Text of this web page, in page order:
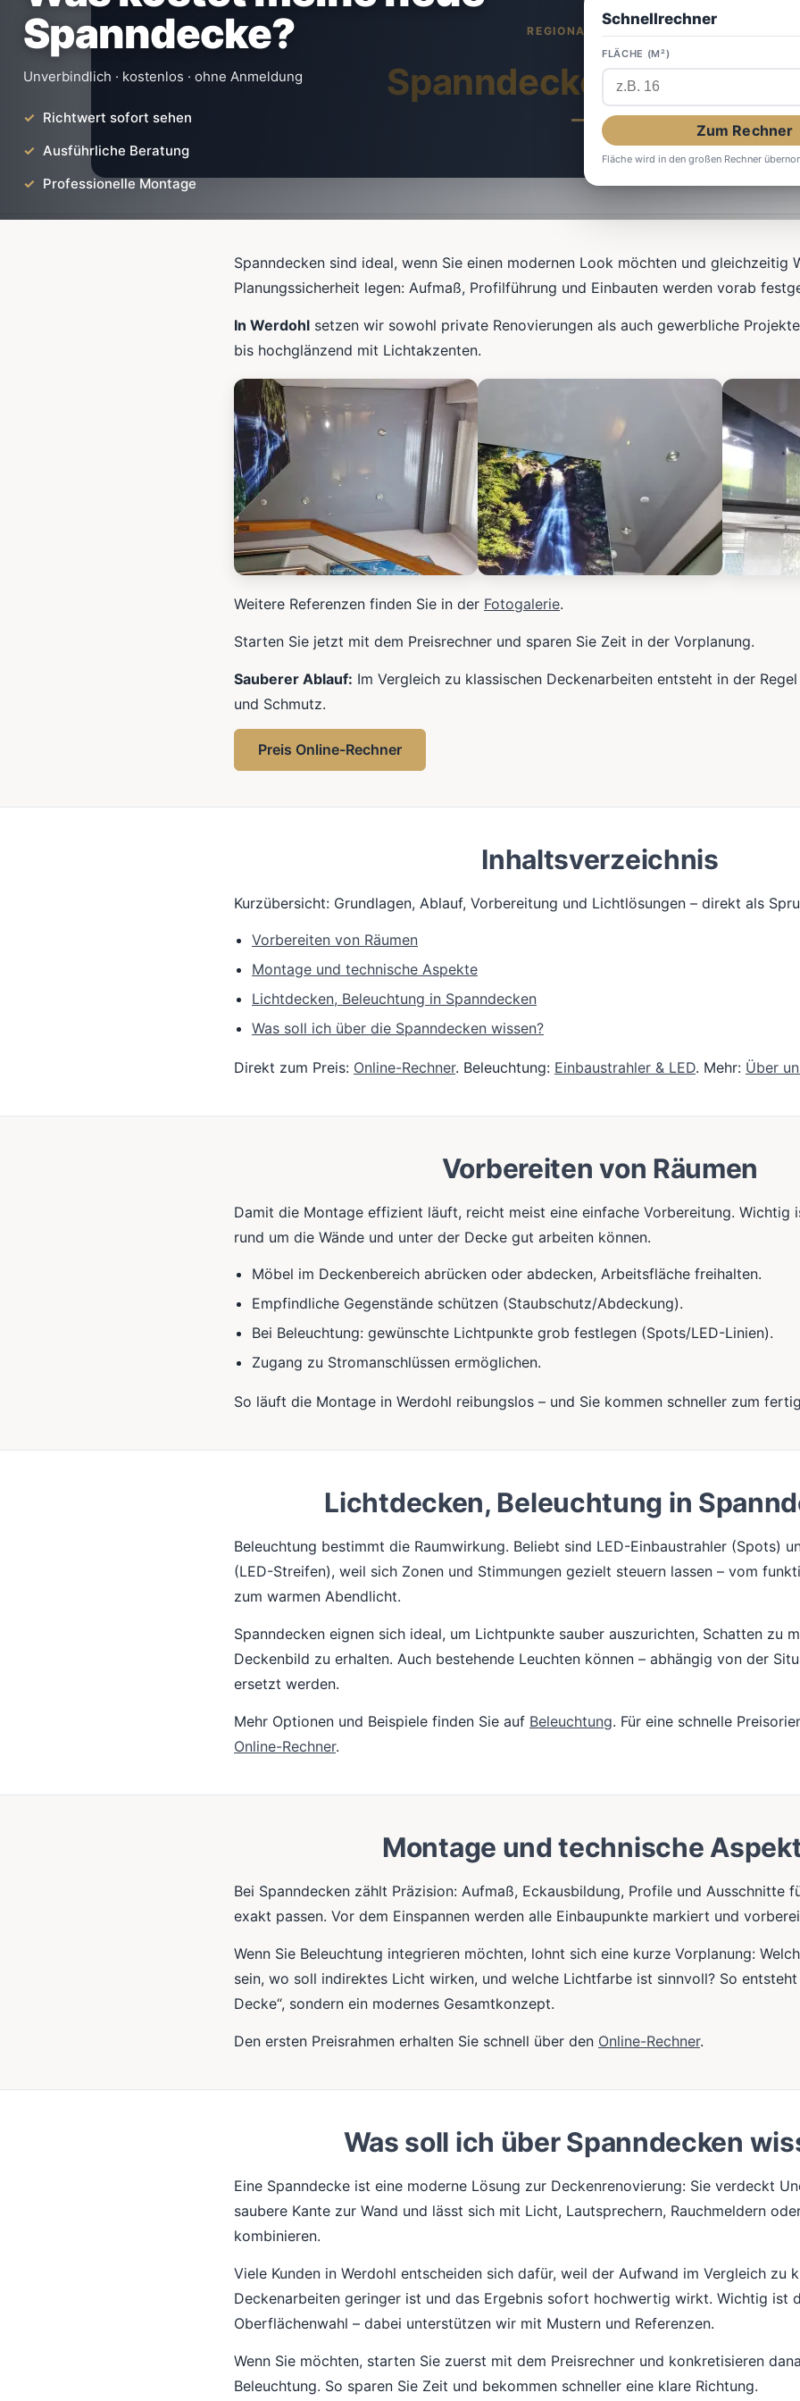
Spanndecke?
Unverbindlich · kostenlos · ohne Anmeldung
Richtwert sofort sehen
Ausführliche Beratung
Professionelle Montage
Schnellrechner
FLÄCHE (M²)
Zum Rechner
Fläche wird in den großen Rechner
Spanndeckenin
Spanndecken sind ideal, wenn Sie einen modernen Look möchten und gleichzeitig
Planungssicherheit legen: Aufmaß, Profilführung und Einbauten werden vorab
In Werdohl setzen wir sowohl private Renovierungen als auch gewerbliche
bis hochglänzend mit Lichtakzenten.
Weitere Referenzen finden Sie in der Fotogalerie.
Starten Sie jetzt mit dem Preisrechner und sparen Sie Zeit in der Vorplanung.
Sauberer Ablauf: Im Vergleich zu klassischen Deckenarbeiten entsteht in der
und Schmutz.
Preis Online-Rechner
Inhaltsverzeichnis
Kurzübersicht: Grundlagen, Ablauf, Vorbereitung und Lichtlösungen – direkt als
Vorbereiten von Räumen
Montage und technische Aspekte
Lichtdecken, Beleuchtung in Spanndecken
Was soll ich über die Spanndecken wissen?
Direkt zum Preis: Online-Rechner. Beleuchtung: Einbaustrahler & LED. Mehr: Über
Vorbereiten von Räumen
Damit die Montage effizient läuft, reicht meist eine einfache Vorbereitung. Wichtig
rund um die Wände und unter der Decke gut arbeiten können.
Möbel im Deckenbereich abrücken oder abdecken, Arbeitsfläche freihalten.
Empfindliche Gegenstände schützen (Staubschutz/Abdeckung).
Bei Beleuchtung: gewünschte Lichtpunkte grob festlegen (Spots/LED-Linien).
Zugang zu Stromanschlüssen ermöglichen.
So läuft die Montage in Werdohl reibungslos – und Sie kommen schneller zum
Lichtdecken, Beleuchtung in
Beleuchtung bestimmt die Raumwirkung. Beliebt sind LED-Einbaustrahler (Spots)
(LED-Streifen), weil sich Zonen und Stimmungen gezielt steuern lassen – vom
zum warmen Abendlicht.
Spanndecken eignen sich ideal, um Lichtpunkte sauber auszurichten, Schatten zu
Deckenbild zu erhalten. Auch bestehende Leuchten können – abhängig von der
ersetzt werden.
Mehr Optionen und Beispiele finden Sie auf Beleuchtung. Für eine schnelle
Online-Rechner.
Montage und technische
Bei Spanndecken zählt Präzision: Aufmaß, Eckausbildung, Profile und Ausschnitte
exakt passen. Vor dem Einspannen werden alle Einbaupunkte markiert und
Wenn Sie Beleuchtung integrieren möchten, lohnt sich eine kurze Vorplanung:
sein, wo soll indirektes Licht wirken, und welche Lichtfarbe ist sinnvoll? So entsteht
Decke“, sondern ein modernes Gesamtkonzept.
Den ersten Preisrahmen erhalten Sie schnell über den Online-Rechner.
Was soll ich über Spanndecken
Eine Spanndecke ist eine moderne Lösung zur Deckenrenovierung: Sie verdeckt
saubere Kante zur Wand und lässt sich mit Licht, Lautsprechern, Rauchmeldern
kombinieren.
Viele Kunden in Werdohl entscheiden sich dafür, weil der Aufwand im Vergleich zu
Deckenarbeiten geringer ist und das Ergebnis sofort hochwertig wirkt. Wichtig ist
Oberflächenwahl – dabei unterstützen wir mit Mustern und Referenzen.
Wenn Sie möchten, starten Sie zuerst mit dem Preisrechner und konkretisieren
Beleuchtung. So sparen Sie Zeit und bekommen schneller eine klare Richtung.